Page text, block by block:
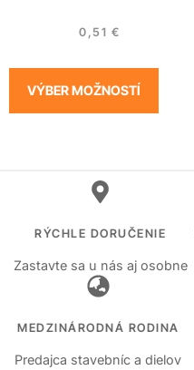
0,51 €
VÝBER MOŽNOSTÍ
RÝCHLE DORUČENIE
Zastavte sa u nás aj osobne
MEDZINÁRODNÁ RODINA
Predajca stavebníc a dielov